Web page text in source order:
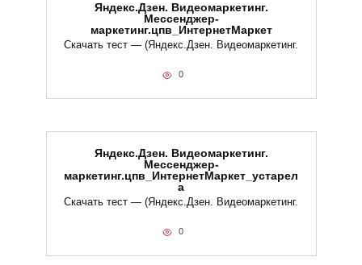
Яндекс.Дзен. Видеомаркетинг.
Мессенджер-
маркетинг.цпв_ИнтернетМаркет
Скачать тест — (Яндекс.Дзен. Видеомаркетинг.
0
Яндекс.Дзен. Видеомаркетинг.
Мессенджер-
маркетинг.цпв_ИнтернетМаркет_устарел
а
Скачать тест — (Яндекс.Дзен. Видеомаркетинг.
0